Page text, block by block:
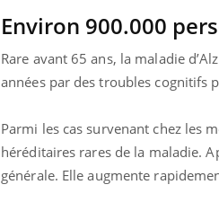
Environ 900.000
Rare avant 65 ans, la maladie
années par des troubles cognitifs
Parmi les cas survenant chez les
héréditaires rares de la maladie.
générale. Elle augmente